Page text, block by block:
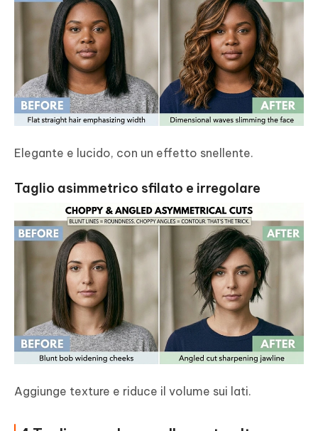
Elegante e lucido, con un effetto snellente.
Taglio asimmetrico sfilato e irregolare
Aggiunge texture e riduce il volume sui lati.